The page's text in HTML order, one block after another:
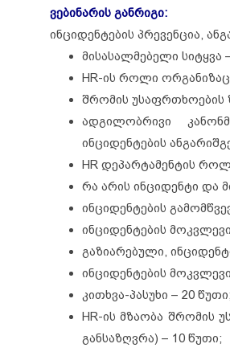
ვებინარის განრიგი:
ინციდენტების პრევენცია,
მისასალმებელი სიტყვა
HR-ის როლი
შრომის უსაფრთხოების
ადგილობრივი
ინციდენტების
HR დეპარტამენტის
რა არის ინციდენტი და
ინციდენტების
ინციდენტების
გაზიარებული,
ინციდენტების
კითხვა-პასუხი – 20 წუთი;
HR-ის მზაობა შრომის
განსაზღვრა) – 10 წუთი;